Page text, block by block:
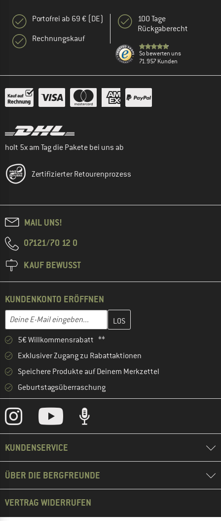
Portofrei ab 69 € (DE)
Rechnungskauf
100 Tage
Rückgaberecht
So bewerten uns
71.957 Kunden
holt 5x am Tag die Pakete bei uns ab
Zertifizierter Retourenprozess
MAIL UNS!
07121/70 12 0
KAUF BEWUSST
KUNDENKONTO ERÖFFNEN
E-Mail-Adresse
Gib hier deine E-Mail-Adresse ein und erstelle im nächsten
5€ Willkommensrabatt **
Exklusiver Zugang zu Rabattaktionen
Speichere Produkte auf Deinem Merkzettel
Geburtstagsüberraschung
KUNDENSERVICE
ÜBER DIE BERGFREUNDE
VERTRAG WIDERRUFEN